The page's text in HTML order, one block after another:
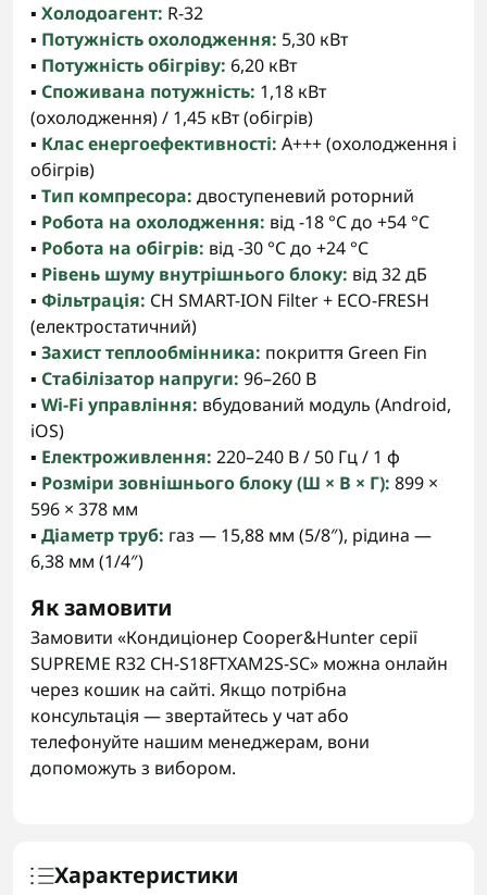
▪️ Холодоагент: R-32
▪️ Потужність охолодження: 5,30 кВт
▪️ Потужність обігріву: 6,20 кВт
▪️ Споживана потужність: 1,18 кВт
(охолодження) / 1,45 кВт (обігрів)
▪️ Клас енергоефективності: A+++ (охолодження і
обігрів)
▪️ Тип компресора: двоступеневий роторний
▪️ Робота на охолодження: від -18 °C до +54 °C
▪️ Робота на обігрів: від -30 °C до +24 °C
▪️ Рівень шуму внутрішнього блоку: від 32 дБ
▪️ Фільтрація: CH SMART-ION Filter + ECO-FRESH
(електростатичний)
▪️ Захист теплообмінника: покриття Green Fin
▪️ Стабілізатор напруги: 96–260 В
▪️ Wi-Fi управління: вбудований модуль (Android,
iOS)
▪️ Електроживлення: 220–240 В / 50 Гц / 1 ф
▪️ Розміри зовнішнього блоку (Ш × В × Г): 899 ×
596 × 378 мм
▪️ Діаметр труб: газ — 15,88 мм (5/8″), рідина —
6,38 мм (1/4″)
Як замовити
Замовити «Кондиціонер Cooper&Hunter серії
SUPREME R32 CH-S18FTXAM2S-SC» можна онлайн
через кошик на сайті. Якщо потрібна
консультація — звертайтесь у чат або
телефонуйте нашим менеджерам, вони
допоможуть з вибором.
Характеристики